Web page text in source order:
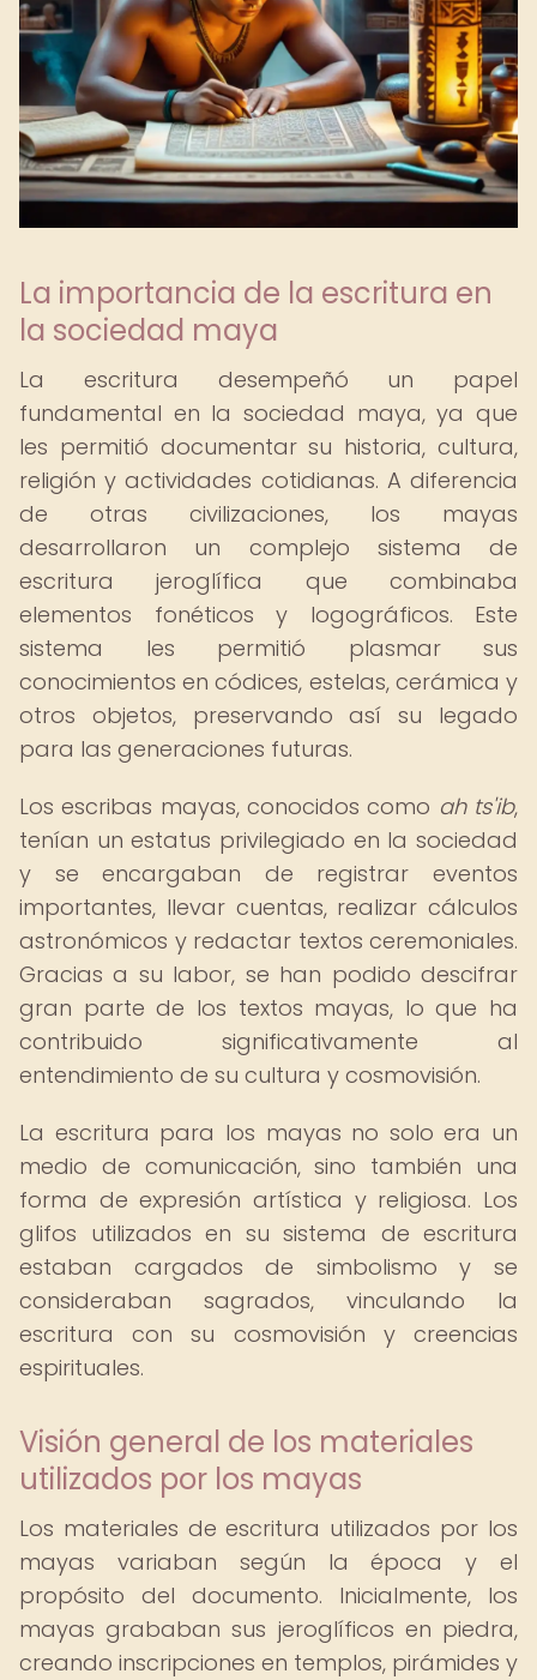
La importancia de la escritura en
la sociedad maya
La escritura desempeñó un papel
fundamental en la sociedad maya, ya que
les permitió documentar su historia, cultura,
religión y actividades cotidianas. A diferencia
de otras civilizaciones, los mayas
desarrollaron un complejo sistema de
escritura jeroglífica que combinaba
elementos fonéticos y logográficos. Este
sistema les permitió plasmar sus
conocimientos en códices, estelas, cerámica y
otros objetos, preservando así su legado
para las generaciones futuras.
Los escribas mayas, conocidos como ah ts'ib,
tenían un estatus privilegiado en la sociedad
y se encargaban de registrar eventos
importantes, llevar cuentas, realizar cálculos
astronómicos y redactar textos ceremoniales.
Gracias a su labor, se han podido descifrar
gran parte de los textos mayas, lo que ha
contribuido significativamente al
entendimiento de su cultura y cosmovisión.
La escritura para los mayas no solo era un
medio de comunicación, sino también una
forma de expresión artística y religiosa. Los
glifos utilizados en su sistema de escritura
estaban cargados de simbolismo y se
consideraban sagrados, vinculando la
escritura con su cosmovisión y creencias
espirituales.
Visión general de los materiales
utilizados por los mayas
Los materiales de escritura utilizados por los
mayas variaban según la época y el
propósito del documento. Inicialmente, los
mayas grababan sus jeroglíficos en piedra,
creando inscripciones en templos, pirámides y